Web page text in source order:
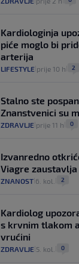
Kardiologinja
piće moglo bi
arterija
LIFESTYLE prije 10 h 2
Stalno ste
Znanstvenici su
ZDRAVLJE prije 11 h 0
Izvanredno
Viagre
ZNANOST 6. kol. 2
Kardiolog
s krvnim tlakom
vrućini
ZDRAVLJE 5. kol. 0